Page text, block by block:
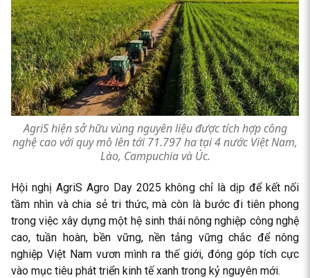
AgriS hiện sở hữu vùng nguyên liệu được tích hợp công
nghệ cao với quy mô lên tới 71.797 ha tại 4 nước Việt Nam,
Lào, Campuchia và Úc.
Hội nghị AgriS Agro Day 2025 không chỉ là dịp để kết nối
tầm nhìn và chia sẻ tri thức, mà còn là bước đi tiên phong
trong việc xây dựng một hệ sinh thái nông nghiệp công nghệ
cao, tuần hoàn, bền vững, nền tảng vững chắc để nông
nghiệp Việt Nam vươn mình ra thế giới, đóng góp tích cực
vào mục tiêu phát triển kinh tế xanh trong kỷ nguyên mới.